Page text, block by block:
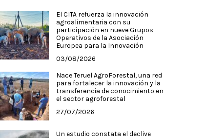
El CITA refuerza la innovación
agroalimentaria con su
participación en nueve Grupos
Operativos de la Asociación
Europea para la Innovación
03/08/2026
Nace Teruel AgroForestal, una red
para fortalecer la innovación y la
transferencia de conocimiento en
el sector agroforestal
27/07/2026
Un estudio constata el declive